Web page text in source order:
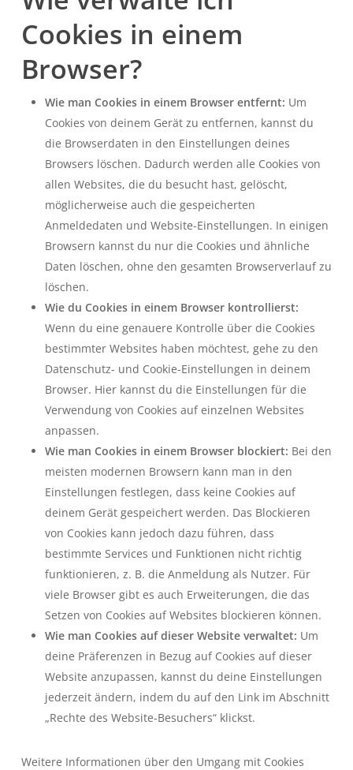
Cookies in einem
Browser?
Wie man Cookies in einem Browser entfernt: Um
Cookies von deinem Gerät zu entfernen, kannst du
die Browserdaten in den Einstellungen deines
Browsers löschen. Dadurch werden alle Cookies von
allen Websites, die du besucht hast, gelöscht,
möglicherweise auch die gespeicherten
Anmeldedaten und Website-Einstellungen. In einigen
Browsern kannst du nur die Cookies und ähnliche
Daten löschen, ohne den gesamten Browserverlauf zu
löschen.
Wie du Cookies in einem Browser kontrollierst:
Wenn du eine genauere Kontrolle über die Cookies
bestimmter Websites haben möchtest, gehe zu den
Datenschutz- und Cookie-Einstellungen in deinem
Browser. Hier kannst du die Einstellungen für die
Verwendung von Cookies auf einzelnen Websites
anpassen.
Wie man Cookies in einem Browser blockiert: Bei den
meisten modernen Browsern kann man in den
Einstellungen festlegen, dass keine Cookies auf
deinem Gerät gespeichert werden. Das Blockieren
von Cookies kann jedoch dazu führen, dass
bestimmte Services und Funktionen nicht richtig
funktionieren, z. B. die Anmeldung als Nutzer. Für
viele Browser gibt es auch Erweiterungen, die das
Setzen von Cookies auf Websites blockieren können.
Wie man Cookies auf dieser Website verwaltet: Um
deine Präferenzen in Bezug auf Cookies auf dieser
Website anzupassen, kannst du deine Einstellungen
jederzeit ändern, indem du auf den Link im Abschnitt
„Rechte des Website-Besuchers“ klickst.
Weitere Informationen über den Umgang mit Cookies